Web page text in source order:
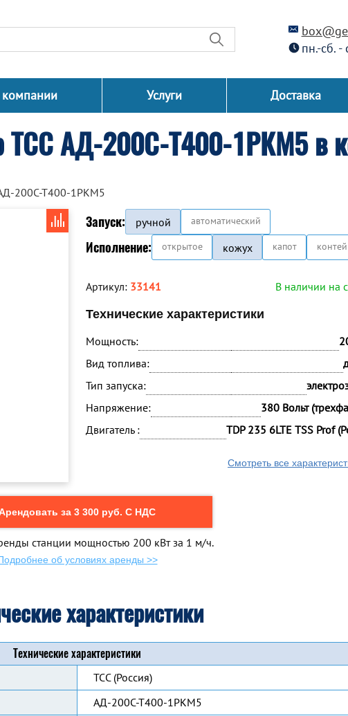
пн.-сб.
Услуги Доставка
ТСС АД-200С-Т400-1РКМ5 в
200С-Т400-1РКМ5
Запуск: ручной автоматический
Исполнение: открытое кожух капот
Артикул: 33141
В наличии на
Технические характеристики
Мощность:
Вид топлива:
Тип запуска:
Напряжение:
380 Вольт
Двигатель :
TDP 235 6LTE TSS Prof
Смотреть все
за 3 300 руб. С НДС
станции мощностью 200 кВт за 1 м/ч.
об условиях аренды >>
характеристики
Технические характеристики
ТСС (Россия)
АД-200С-Т400-1РКМ5